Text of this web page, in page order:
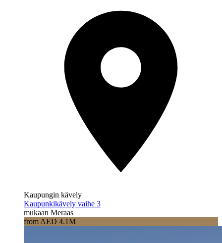
Kaupungin kävely
Kaupunkikävely vaihe 3
mukaan Meraas
from AED 4.1M